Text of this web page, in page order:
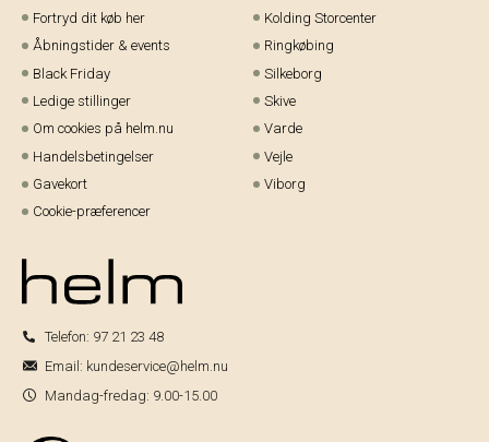
Fortryd dit køb her
Åbningstider & events
Black Friday
Ledige stillinger
Om cookies på helm.nu
Handelsbetingelser
Gavekort
Cookie-præferencer
Kolding Storcenter
Ringkøbing
Silkeborg
Skive
Varde
Vejle
Viborg
Telefon: 97 21 23 48
Email: kundeservice@helm.nu
Mandag-fredag: 9.00-15.00